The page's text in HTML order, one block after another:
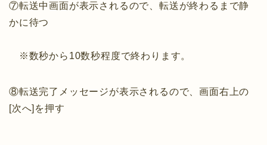
⑦転送中画面が表示されるので、転送が終わるまで静
かに待つ
※数秒から10数秒程度で終わります。
⑧転送完了メッセージが表示されるので、画面右上の
[次へ]を押す